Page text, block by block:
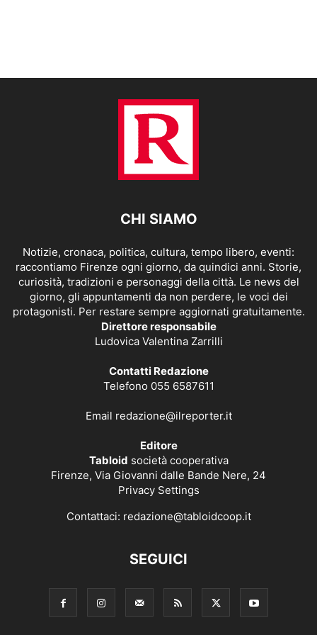
CHI SIAMO
Notizie, cronaca, politica, cultura, tempo libero, eventi:
raccontiamo Firenze ogni giorno, da quindici anni. Storie,
curiosità, tradizioni e personaggi della città. Le news del
giorno, gli appuntamenti da non perdere, le voci dei
protagonisti. Per restare sempre aggiornati gratuitamente.
Direttore responsabile
Ludovica Valentina Zarrilli
Contatti Redazione
Telefono 055 6587611
Email redazione@ilreporter.it
Editore
Tabloid società cooperativa
Firenze, Via Giovanni dalle Bande Nere, 24
Privacy Settings
Contattaci: redazione@tabloidcoop.it
SEGUICI